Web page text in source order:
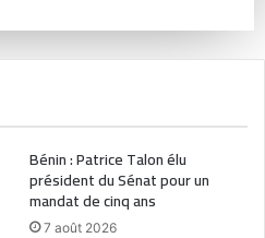
Bénin : Patrice Talon élu
président du Sénat pour un
mandat de cinq ans
7 août 2026